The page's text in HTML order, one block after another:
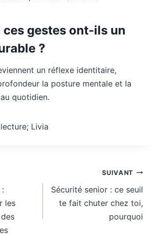
ces gestes ont-ils un
?
un réflexe identitaire,
la posture mentale et la
quotidien.
Livia
les
SUIVANT
Sécurité senior : ce seuil
te fait chuter chez toi,
pourquoi